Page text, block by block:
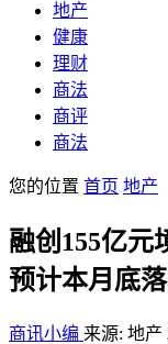
地产
健康
理财
商法
商评
商法
您的位置 首页 地产
融创155亿元
预计本月底
商讯小编 来源: 地产